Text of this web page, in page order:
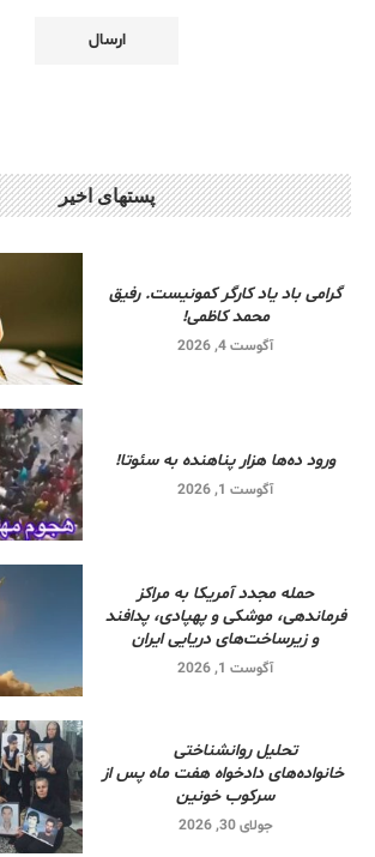
پستهای اخیر
گرامی باد یاد کارگر کمونیست. رفیق
محمد کاظمی!
آگوست 4, 2026
ورود ده‌ها هزار پناهنده به سئوتا!
آگوست 1, 2026
حمله مجدد آمریکا به مراکز
فرماندهی، موشکی و پهپادی، پدافند
و زیرساخت‌های دریایی ایران
آگوست 1, 2026
تحلیل روانشناختی
خانواده‌های دادخواه هفت ماه پس از
سرکوب خونین
جولای 30, 2026